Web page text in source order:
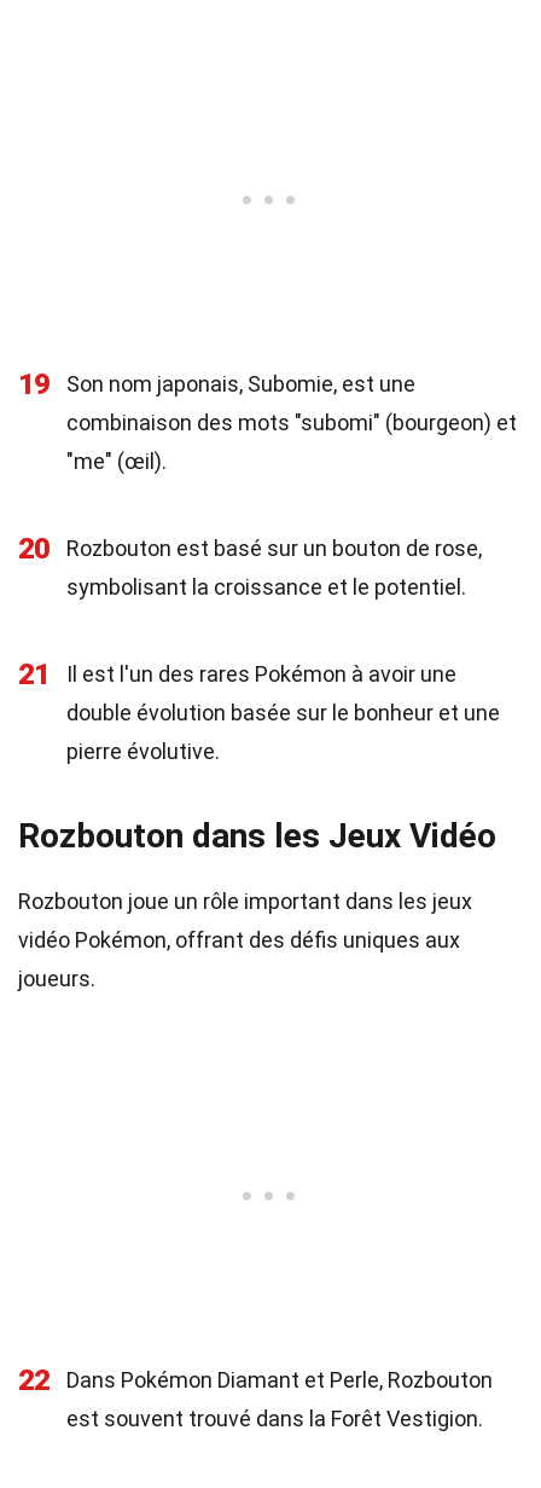
19
Son nom japonais, Subomie, est une
combinaison des mots "subomi" (bourgeon) et
"me" (œil).
20
Rozbouton est basé sur un bouton de rose,
symbolisant la croissance et le potentiel.
21
Il est l'un des rares Pokémon à avoir une
double évolution basée sur le bonheur et une
pierre évolutive.
Rozbouton dans les Jeux Vidéo
Rozbouton joue un rôle important dans les jeux
vidéo Pokémon, offrant des défis uniques aux
joueurs.
22
Dans Pokémon Diamant et Perle, Rozbouton
est souvent trouvé dans la Forêt Vestigion.